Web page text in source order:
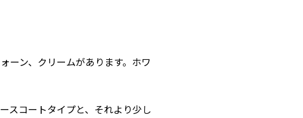
ーン、クリームがあります。ホワ
スコートタイプと、それより少し